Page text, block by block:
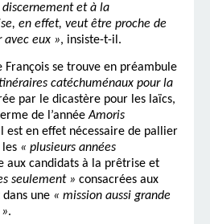
et à la
en effet, veut être proche de
avec eux », insiste-t-il.
se trouve en préambule
catéchuménaux pour la
par le dicastère pour les laïcs,
de l’annéeAmoris
est en effet nécessaire de pallier
« plusieurs années
aux candidats à la prêtrise et
seulement » consacrées aux
dans une « mission aussi grande
.